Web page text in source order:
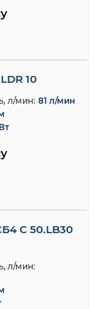
10
л/мин: 81 л/мин
С 50.LB30
л/мин: